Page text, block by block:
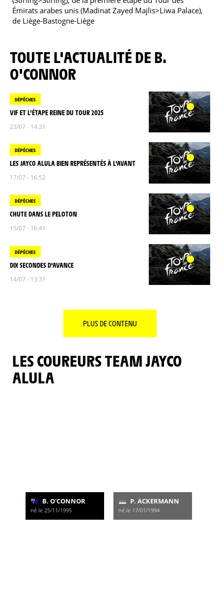
Émirats arabes unis (Madinat Zayed Majlis>Liwa Palace),
de Liège-Bastogne-Liège
TOUTE L'ACTUALITÉ DE B.
O'CONNOR
DÉPÊCHES
VIF ET L'ÉTAPE REINE DU TOUR 2025
23/07 - 14:31
DÉPÊCHES
LES JAYCO ALULA BIEN REPRÉSENTÉS À L'AVANT
17/07 - 16:52
DÉPÊCHES
CHUTE DANS LE PELOTON
15/07 - 16:41
DÉPÊCHES
DIX SECONDES D'AVANCE
14/07 - 13:31
PLUS DE CONTENU
LES COUREURS TEAM JAYCO
ALULA
B. O'CONNOR
né le 25/11/1995
P. ACKERMANN
né le 17/01/1994